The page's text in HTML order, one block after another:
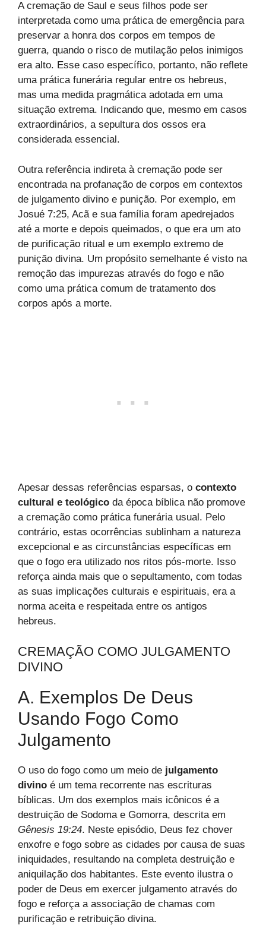
A cremação de Saul e seus filhos pode ser
interpretada como uma prática de emergência para
preservar a honra dos corpos em tempos de
guerra, quando o risco de mutilação pelos inimigos
era alto. Esse caso específico, portanto, não reflete
uma prática funerária regular entre os hebreus,
mas uma medida pragmática adotada em uma
situação extrema. Indicando que, mesmo em casos
extraordinários, a sepultura dos ossos era
considerada essencial.
Outra referência indireta à cremação pode ser
encontrada na profanação de corpos em contextos
de julgamento divino e punição. Por exemplo, em
Josué 7:25, Acã e sua família foram apedrejados
até a morte e depois queimados, o que era um ato
de purificação ritual e um exemplo extremo de
punição divina. Um propósito semelhante é visto na
remoção das impurezas através do fogo e não
como uma prática comum de tratamento dos
corpos após a morte.
Apesar dessas referências esparsas, o contexto
cultural e teológico da época bíblica não promove
a cremação como prática funerária usual. Pelo
contrário, estas ocorrências sublinham a natureza
excepcional e as circunstâncias específicas em
que o fogo era utilizado nos ritos pós-morte. Isso
reforça ainda mais que o sepultamento, com todas
as suas implicações culturais e espirituais, era a
norma aceita e respeitada entre os antigos
hebreus.
CREMAÇÃO COMO JULGAMENTO
DIVINO
A. Exemplos De Deus
Usando Fogo Como
Julgamento
O uso do fogo como um meio de julgamento
divino é um tema recorrente nas escrituras
bíblicas. Um dos exemplos mais icônicos é a
destruição de Sodoma e Gomorra, descrita em
Gênesis 19:24. Neste episódio, Deus fez chover
enxofre e fogo sobre as cidades por causa de suas
iniquidades, resultando na completa destruição e
aniquilação dos habitantes. Este evento ilustra o
poder de Deus em exercer julgamento através do
fogo e reforça a associação de chamas com
purificação e retribuição divina.